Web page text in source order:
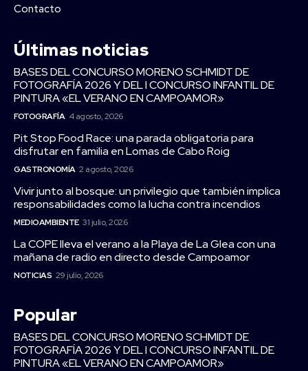
Contacto
Últimas noticias
BASES DEL CONCURSO MORENO SCHMIDT DE
FOTOGRAFÍA 2026 Y DEL I CONCURSO INFANTIL DE
PINTURA «EL VERANO EN CAMPOAMOR»
FOTOGRAFÍA 4 agosto, 2026
Pit Stop Food Race: una parada obligatoria para
disfrutar en familia en Lomas de Cabo Roig
GASTRONOMÍA 2 agosto, 2026
Vivir junto al bosque: un privilegio que también implica
responsabilidades como la lucha contra incendios
MEDIOAMBIENTE 31 julio, 2026
La COPE lleva el verano a la Playa de La Glea con una
mañana de radio en directo desde Campoamor
NOTICIAS 29 julio, 2026
Popular
BASES DEL CONCURSO MORENO SCHMIDT DE
FOTOGRAFÍA 2026 Y DEL I CONCURSO INFANTIL DE
PINTURA «EL VERANO EN CAMPOAMOR»